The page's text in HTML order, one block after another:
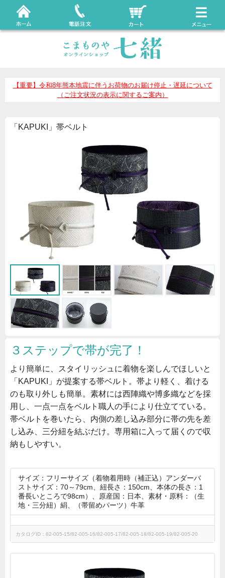
【重要】令和8年熊本地震に伴うお荷物のお届け停止・遅延について
（ご注文状況の表示に関するご案内）
「KAPUKI」帯ベルト
３ステップで帯が完了！
より簡単に、スタイリッシュに着物を楽しんでほしいと
「KAPUKI」が提案する帯ベルト。帯より軽く、着ける
のも取り外しも簡単。素材には西陣織や博多織などを採
用し、一点一点をベルト職人の手により仕立てている。
帯ベルトを巻いたら、内側の差し込み部分に帯の先を差
し込み、三分紐を結ぶだけ。専用箱に入って届くので収
納もしやすい。
サイズ：フリーサイズ（着物着用時（補正込）アンダーバ
ストサイズ：70～79cm、紐長さ：150cm、本体の長さ：1
番長いところで98cm）、原産国：日本、素材・原料：（生
地・三分紐）絹、（帯留めパーツ）牛革
カタログID：82-005-15/82-005-16/82-005-17/82-005-18/82-005-19/82-005-20